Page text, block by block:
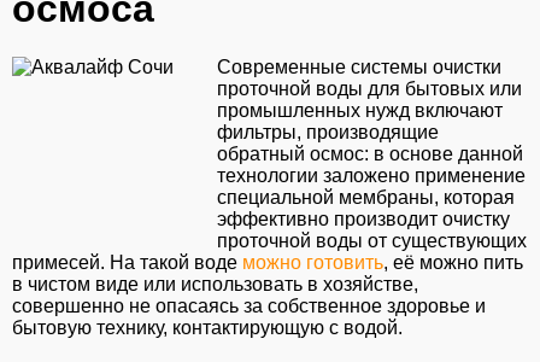
Современные системы очистки
проточной воды для бытовых или
промышленных нужд включают
фильтры, производящие
обратный осмос: в основе данной
технологии заложено применение
специальной мембраны, которая
эффективно производит очистку
проточной воды от существующих
примесей. На такой воде можно готовить, её можно пить
в чистом виде или использовать в хозяйстве,
совершенно не опасаясь за собственное здоровье и
бытовую технику, контактирующую с водой.